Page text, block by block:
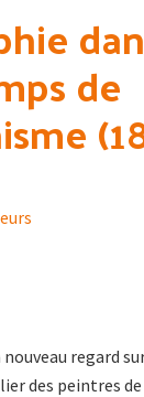
de
regard
des peintres